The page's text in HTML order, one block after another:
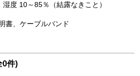
度 10～85％（結露なきこと）
書、ケーブルバンド
0件)